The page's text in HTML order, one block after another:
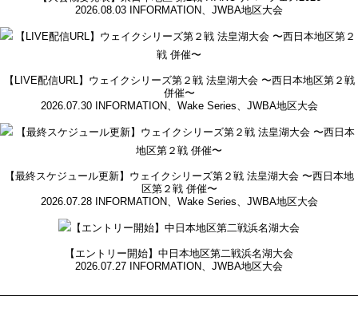
2026.08.03 INFORMATION JWBA地区大会
【LIVE配信URL】ウェイクシリーズ第２戦 法皇湖大会 〜西日本地区第２戦
併催〜
2026.07.30 INFORMATION、 Wake Series JWBA地区大会
【最終スケジュール更新】ウェイクシリーズ第２戦 法皇湖大会 〜西日本地
区第２戦 併催〜
2026.07.28 INFORMATION、 Wake Series JWBA地区大会
【エントリー開始】中日本地区第二戦浜名湖大会
2026.07.27 INFORMATION JWBA地区大会